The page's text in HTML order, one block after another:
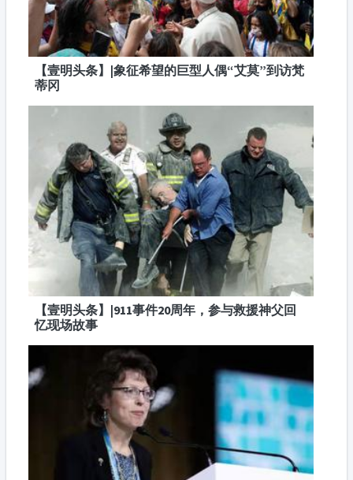
【壹明头条】|象征希望的巨型人偶“艾莫”到访梵
蒂冈
【壹明头条】|911事件20周年，参与救援神父回
忆现场故事